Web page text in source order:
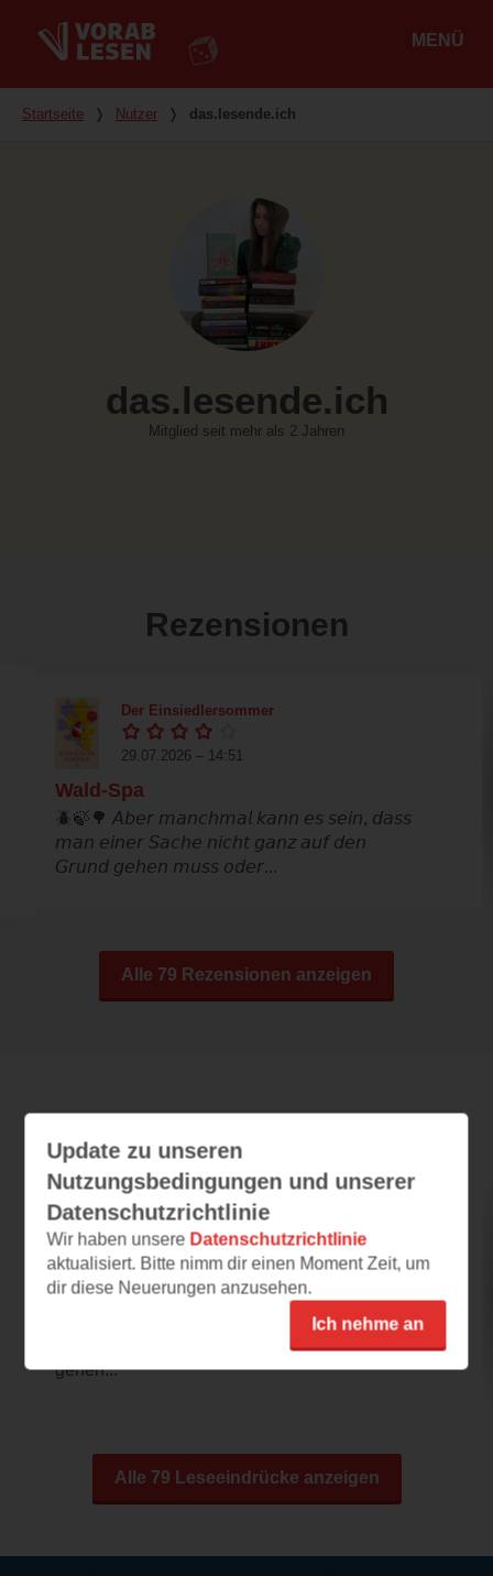
MENÜ
Du bist hier
Startseite ❭ Nutzer ❭ das.lesende.ich
das.lesende.ich
Mitglied seit mehr als 2 Jahren
Rezensionen
Der Einsiedlersommer
29.07.2026 – 14:51
Wald-Spa
🪲🍃🌳 𝘈𝘣𝘦𝘳 𝘮𝘢𝘯𝘤𝘩𝘮𝘢𝘭 𝘬𝘢𝘯𝘯 𝘦𝘴 𝘴𝘦𝘪𝘯, 𝘥𝘢𝘴𝘴
𝘮𝘢𝘯 𝘦𝘪𝘯𝘦𝘳 𝘚𝘢𝘤𝘩𝘦 𝘯𝘪𝘤𝘩𝘵 𝘨𝘢𝘯𝘻 𝘢𝘶𝘧 𝘥𝘦𝘯
𝘎𝘳𝘶𝘯𝘥 𝘨𝘦𝘩𝘦𝘯 𝘮𝘶𝘴𝘴 𝘰𝘥𝘦𝘳...
Alle 79 Rezensionen anzeigen
Weiterleben
03.08.2026 – 10:00
This, My Second Life
Allein das Vorwort hat mir schon eine dezente
Gänsehaut beschert. Und die ersten Seiten
gehen...
Alle 79 Leseeindrücke anzeigen
Update zu unseren
Nutzungsbedingungen und unserer
Datenschutzrichtlinie
Wir haben unsere Datenschutzrichtlinie
aktualisiert. Bitte nimm dir einen Moment Zeit, um
dir diese Neuerungen anzusehen.
Ich nehme an